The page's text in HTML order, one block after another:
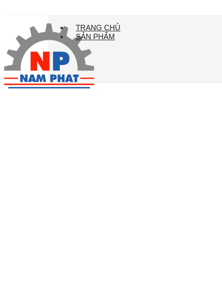
content
TRANG CHỦ
SẢN PHẨM